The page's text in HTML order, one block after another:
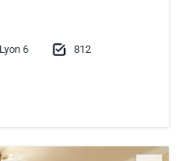
Lyon 6 812